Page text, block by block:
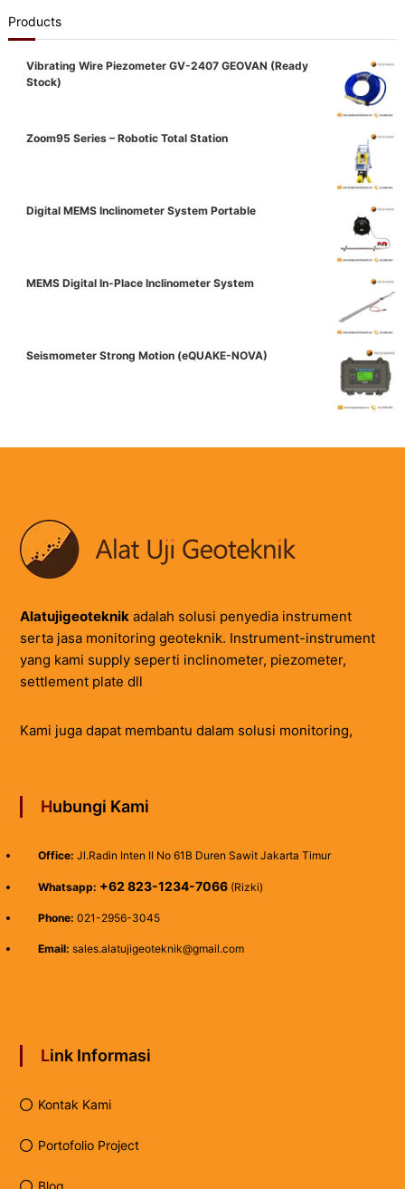
Products
Vibrating Wire Piezometer GV-2407 GEOVAN (Ready
Stock)
Zoom95 Series – Robotic Total Station
Digital MEMS Inclinometer System Portable
MEMS Digital In-Place Inclinometer System
Seismometer Strong Motion (eQUAKE-NOVA)
Alatujigeoteknikadalah solusi penyedia instrument
serta jasa monitoring geoteknik. Instrument-instrument
yang kami supply seperti inclinometer, piezometer,
settlement plate dll
Kami juga dapat membantu dalam solusi monitoring,
Hubungi Kami
Office: Jl.Radin Inten II No 61B Duren Sawit Jakarta Timur
Whatsapp: +62 823-1234-7066(Rizki)
Phone: 021-2956-3045
Email: sales.alatujigeoteknik@gmail.com
Link Informasi
Kontak Kami
Portofolio Project